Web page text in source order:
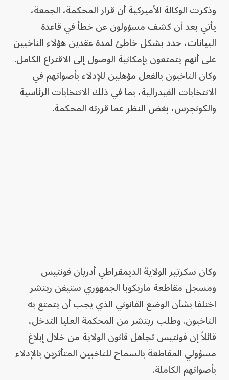
وذكرت الوكالة الأميركية أن قرار المحكمة، الجمعة،
يأتي بعد أن كشف مسؤولون عن خطأ في قاعدة
البيانات، حدد بشكل خاطئ لمدة عقدين هؤلاء الناخبين
على أنهم يتمتعون بإمكانية الوصول إلى الاقتراع الكامل.
وكان الناخبون بالفعل مؤهلين للإدلاء بأصواتهم في
الانتخابات الفيدرالية، بما في ذلك الانتخابات الرئاسية
والكونجرس، بغض النظر عما قررته المحكمة.
وكان سكرتير الولاية الديمقراطي أدريان فونتيس
ومسجل مقاطعة ماريكوبا الجمهوري ستيفن ريتشر
اختلفا بشأن الوضع القانوني الذي يجب أن يتمتع به
الناخبون. وطلب ريتشر من المحكمة العليا التدخل،
قائلاً إن فونتيس تجاهل قانون الولاية من خلال إبلاغ
مسؤولي المقاطعة بالسماح للناخبين المتأثرين بالإدلاء
بأصواتهم الكاملة.